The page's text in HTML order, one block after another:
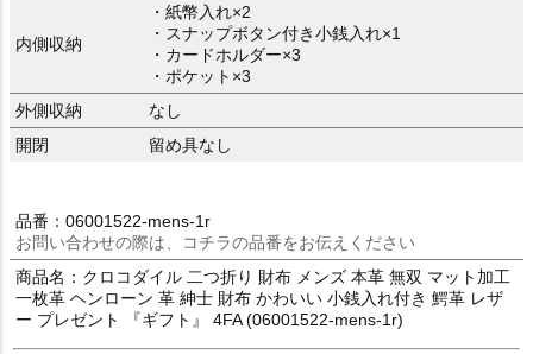
内側収納
・紙幣入れ×2
・スナップボタン付き小銭入れ×1
・カードホルダー×3
・ポケット×3
外側収納
なし
開閉
留め具なし
品番：06001522-mens-1r
お問い合わせの際は、コチラの品番をお伝えください
商品名：クロコダイル 二つ折り 財布 メンズ 本革 無双 マット加工
一枚革 ヘンローン 革 紳士 財布 かわいい 小銭入れ付き 鰐革 レザ
ー プレゼント 『ギフト』 4FA (06001522-mens-1r)